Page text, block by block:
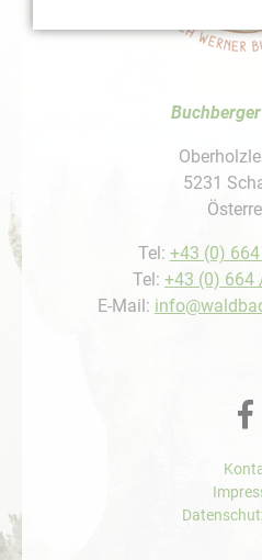
5231
Tel: +43 (0)
Tel: +43 (0) 664
E-Mail: